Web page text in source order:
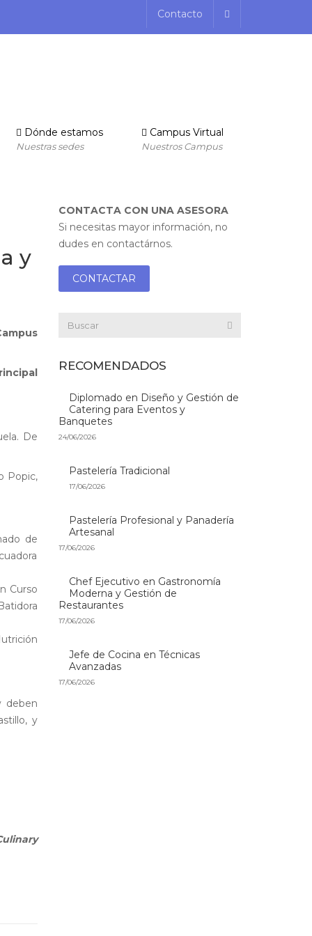
Contacto
Dónde estamos
Nuestras sedes
Campus Virtual
Nuestros Campus
y
De
Popic,
de
Curso
deben
y
CONTACTA CON UNA ASESORA
Si necesitas mayor información, no
dudes en contactárnos.
CONTACTAR
RECOMENDADOS
Diplomado en Diseño y Gestión de
Catering para Eventos y
Banquetes
24/06/2026
Pastelería Tradicional
17/06/2026
Pastelería Profesional y Panadería
Artesanal
17/06/2026
Chef Ejecutivo en Gastronomía
Moderna y Gestión de
Restaurantes
17/06/2026
Jefe de Cocina en Técnicas
Avanzadas
17/06/2026